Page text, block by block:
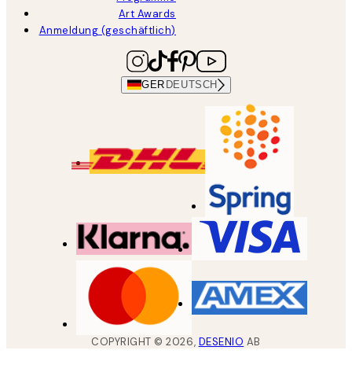
Art Awards
Anmeldung (geschäftlich)
GER DEUTSCH
COPYRIGHT ©2026, DESENIO AB